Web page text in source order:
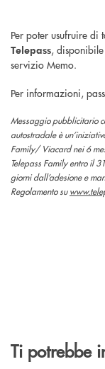
Per poter usufruire di
Telepass,
servizio Memo.
Per informazioni,
Messaggio pubblicitario
autostradale è
Family/ Viacard nei 6
Telepass Family entro il
giorni dall’adesione e
Regolamento su
Ti potrebbe